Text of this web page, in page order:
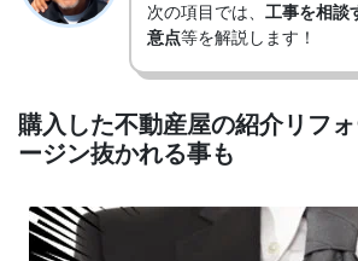
次の項目では、 工事を相談
意点等を解説します！
購入した不動産屋の紹介リフ
ージン抜かれる事も